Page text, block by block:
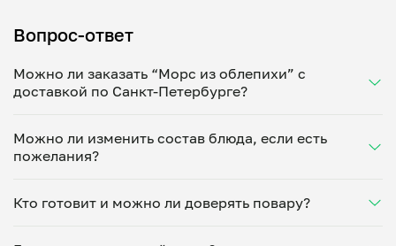
Вопрос-ответ
Можно ли заказать “Морс из облепихи” с
доставкой по Санкт-Петербурге?
Укажите удобное время — и получите свежее
домашнее блюдо в большой порции прямо с плиты.
минут. Статус заказа отслеживайте в личном
кабинете, а с поваром можно связаться напрямую в
Можно ли изменить состав блюда, если есть
пожелания?
под ваши предпочтения: уберет специи, снизит
Укажите пожелания при оформлении или напишите
Кто готовит и можно ли доверять повару?